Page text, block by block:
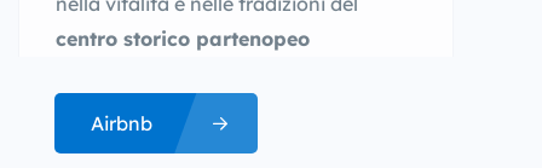
centro storico partenopeo
Airbnb